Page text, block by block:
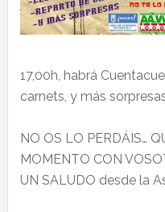
17,00h, habrá
carnets, y más
NO OS LO PERDÁIS…
MOMENTO CON
UN SALUDO desde la